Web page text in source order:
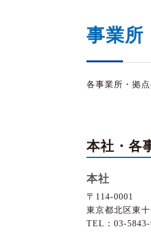
事業所
各事業所・拠点
本社・各
本社
〒114-0001
東京都北区東
TEL：03-5843-